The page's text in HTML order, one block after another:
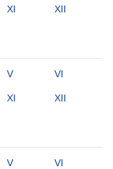
XI XII
V VI
XI XII
V VI